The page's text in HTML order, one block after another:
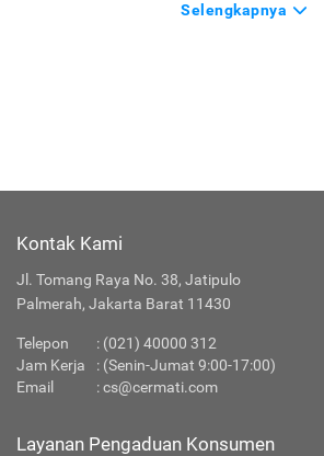
Selengkapnya
Kontak Kami
Jl. Tomang Raya No. 38, Jatipulo
Palmerah, Jakarta Barat 11430
Telepon : (021) 40000 312
Jam Kerja
: (Senin-Jumat 9:00-17:00)
Email
:cs@cermati.com
Layanan Pengaduan Konsumen